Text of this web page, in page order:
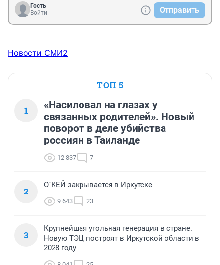
Гость
Войти
Отправить
Новости СМИ2
ТОП 5
1
«Насиловал на глазах у
связанных родителей». Новый
поворот в деле убийства
россиян в Таиланде
12 837 7
2
О`КЕЙ закрывается в Иркутске
9 643 23
3
Крупнейшая угольная генерация в стране.
Новую ТЭЦ построят в Иркутской области в
2028 году